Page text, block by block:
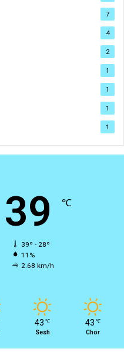
7
4
2
1
1
1
1
39 ℃
39º - 28º
11%
2.68 km/h
43 ℃
Sesh
43 ℃
Chor